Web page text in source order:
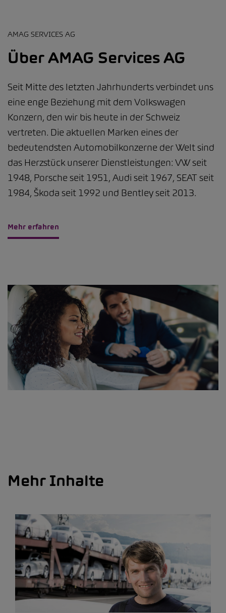
AMAG SERVICES AG
Über AMAG Services AG
Seit Mitte des letzten Jahrhunderts verbindet uns
eine enge Beziehung mit dem Volkswagen
Konzern, den wir bis heute in der Schweiz
vertreten. Die aktuellen Marken eines der
bedeutendsten Automobilkonzerne der Welt sind
das Herzstück unserer Dienstleistungen: VW seit
1948, Porsche seit 1951, Audi seit 1967, SEAT seit
1984, Škoda seit 1992 und Bentley seit 2013.
Mehr erfahren
Mehr Inhalte